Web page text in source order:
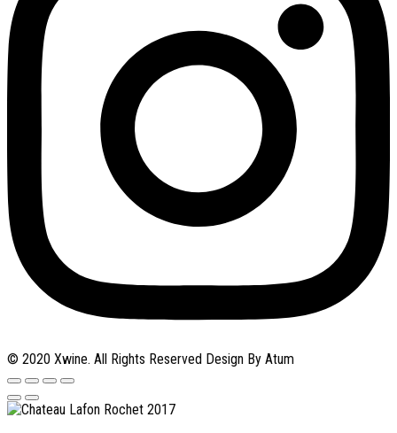
© 2020 Xwine. All Rights Reserved Design By Atum